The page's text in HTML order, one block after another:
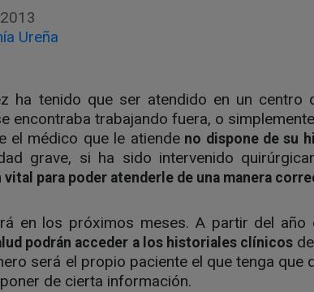
Ureña
ha tenido que ser atendido en un
encontraba trabajando fuera, o
el médico que le atiendeno dispone de su
grave, si ha sido intervenido
para poder atenderle de una manera
en los próximos meses. A partir del año
podrán acceder a los historiales clínicos
será el propio paciente el que tenga que
de cierta información.